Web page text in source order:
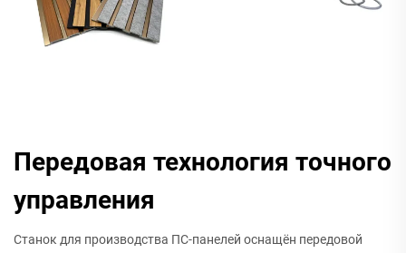
Передовая технология точного
управления
Станок для производства ПС-панелей оснащён передовой